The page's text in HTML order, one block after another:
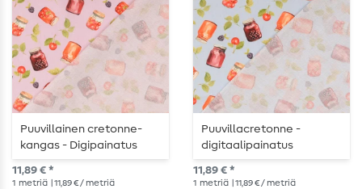
Puuvillainen cretonne-
kangas - Digipainatus
Lasipurkit Hedelmiä ja
Vihanneksia Syreeni
11,89 € *
1 metriä | 11,89 € / metriä
Puuvillacretonne -
digitaalipainatus
lasipurkit hedelmät ja
vihannekset
11,89 € *
1 metriä | 11,89 € / metriä